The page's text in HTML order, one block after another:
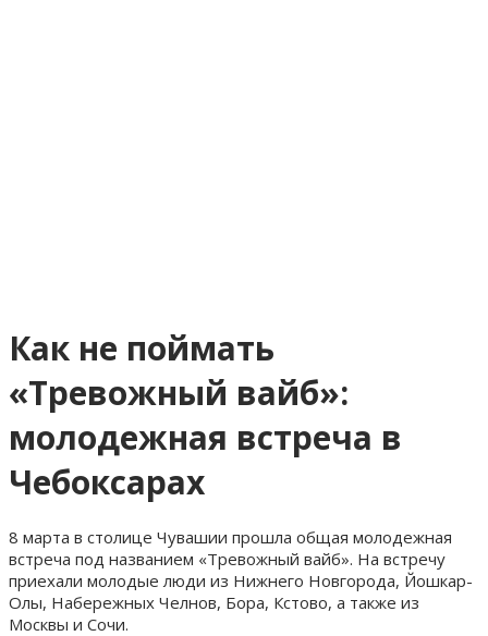
Как не поймать
«Тревожный вайб»:
молодежная встреча в
Чебоксарах
8 марта в столице Чувашии прошла общая молодежная
встреча под названием «Тревожный вайб». На встречу
приехали молодые люди из Нижнего Новгорода, Йошкар-
Олы, Набережных Челнов, Бора, Кстово, а также из
Москвы и Сочи.